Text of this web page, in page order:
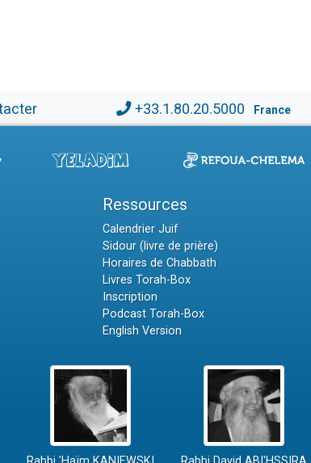
+33.1.80.20.5000 France
Ressources
Calendrier Juif
Sidour (livre de prière)
Horaires de Chabbath
Livres Torah-Box
Inscription
Podcast Torah-Box
English Version